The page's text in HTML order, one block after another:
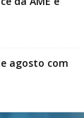
agosto com